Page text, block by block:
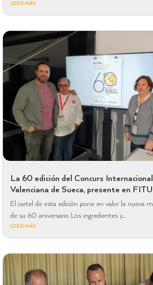
LEER MÁS
La 60 edición del Concurs
Valenciana de Sueca, presente en
El cartel de esta edición pone en valor la nueva
de su 60 aniversario Los ingredientes y...
LEER MÁS